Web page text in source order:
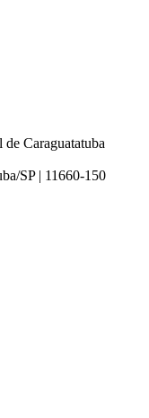
Caraguatatuba
SP | 11660-150